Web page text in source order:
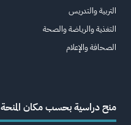
التربية والتدريس
التغذية والرياضة والصحة
الصحافة والإعلام
منح دراسية بحسب مكان المنحة